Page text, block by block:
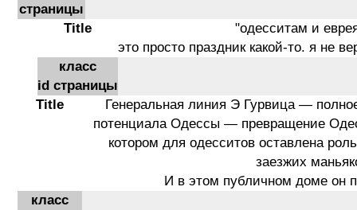
страницы
Title
"одесситам и
это просто праздник какой-то. я не
класс
id страницы
Title
Генеральная линия Э Гурвица —
потенциала Одессы — превращение
котором для одесситов оставлена
заезжих
И в этом публичном доме он
класс